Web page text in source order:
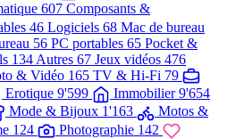
607 Composants &
46 Logiciels 68 Mac de bureau
56 PC portables 65 Pocket &
134 Autres 67 Jeux vidéos 476
& Vidéo 165 TV & Hi-Fi 79
Erotique 9'599 Immobilier 9'654
Mode & Bijoux 1'163
Motos &
124 Photographie 142